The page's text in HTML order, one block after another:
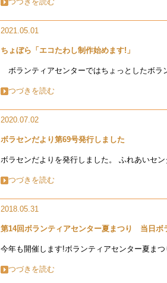
2021.05.01
ちょぼら「エコたわし制作始めます!」
ボランティアセンターではちょっとしたボラ
つづきを読む
2020.07.02
ボラセンだより第69号発行しました
ボラセンだよりを発行しました。 ふれあいセ
つづきを読む
2018.05.31
第14回ボランティアセンター夏まつり 当日ボ
今年も開催します!ボランティアセンター夏ま
つづきを読む